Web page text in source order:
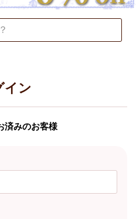
イン
済みのお客様